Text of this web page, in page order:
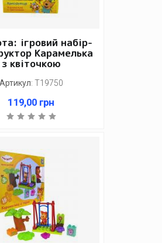
ігровий набір-
Карамелька
з квіточкою
Артикул: Т19750
119,00 грн